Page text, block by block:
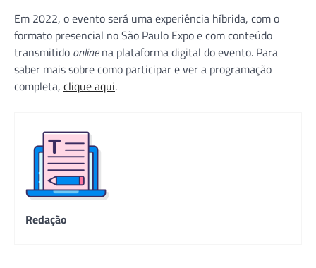
Em 2022, o evento será uma experiência híbrida, com o
formato presencial no São Paulo Expo e com conteúdo
transmitido onlinena plataforma digital do evento. Para
saber mais sobre como participar e ver a programação
completa, clique aqui.
Redação